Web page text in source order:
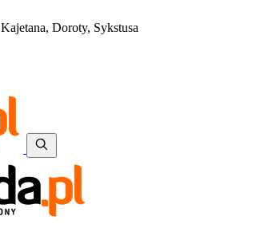
Kajetana, Doroty, Sykstusa